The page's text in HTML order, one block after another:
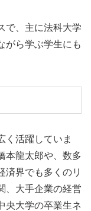
で、主に法科大学
がら学ぶ学生にも
く活躍していま
本龍太郎や、数多
済界でも多くのリ
、大手企業の経営
央大学の卒業生ネ